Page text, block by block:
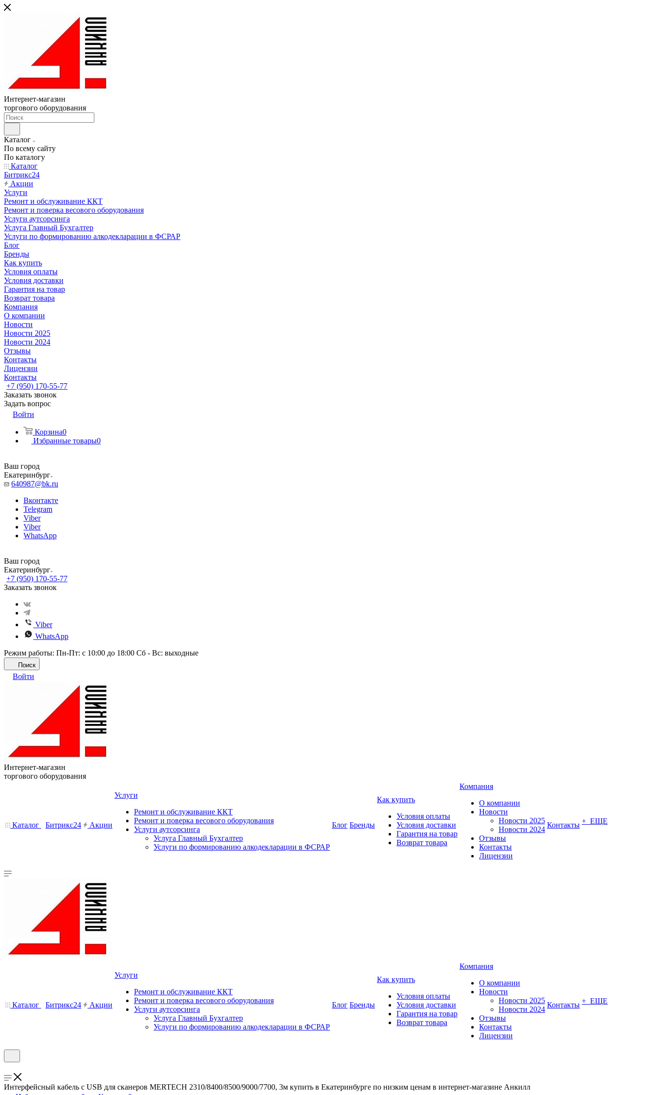
Интернет-магазин
торгового оборудования
Каталог
По всему сайту
По каталогу
Каталог
Битрикс24
Акции
Услуги
Ремонт и обслуживание ККТ
Ремонт и поверка весового оборудования
Услуги аутсорсинга
Услуга Главный Бухгалтер
Услуги по формированию алкодекларации в ФСРАР
Блог
Бренды
Как купить
Условия оплаты
Условия доставки
Гарантия на товар
Возврат товара
Компания
О компании
Новости
Новости 2025
Новости 2024
Отзывы
Контакты
Лицензии
Контакты
+7 (950) 170-55-77
Заказать звонок
Задать вопрос
Войти
Корзина0
Избранные товары0
Ваш город
Екатеринбург
640987@bk.ru
Вконтакте
Telegram
Viber
Viber
WhatsApp
Ваш город
Екатеринбург
+7 (950) 170-55-77
Заказать звонок
Viber
WhatsApp
Режим работы: Пн-Пт: с 10:00 до 18:00 Сб - Вс: выходные
Поиск
Войти
Интернет-магазин
торгового оборудования
Каталог Битрикс24 Акции
Услуги
Ремонт и обслуживание ККТ
Ремонт и поверка весового оборудования
Услуги аутсорсинга
Услуга Главный Бухгалтер
Услуги по формированию алкодекларации в ФСРАР
Блог Бренды
Как купить
Условия оплаты
Условия доставки
Гарантия на товар
Возврат товара
Компания
О компании
Новости
Новости 2025
Новости 2024
Отзывы
Контакты
Лицензии
Контакты + ЕЩЕ
Каталог Битрикс24 Акции
Услуги
Ремонт и обслуживание ККТ
Ремонт и поверка весового оборудования
Услуги аутсорсинга
Услуга Главный Бухгалтер
Услуги по формированию алкодекларации в ФСРАР
Блог Бренды
Как купить
Условия оплаты
Условия доставки
Гарантия на товар
Возврат товара
Компания
О компании
Новости
Новости 2025
Новости 2024
Отзывы
Контакты
Лицензии
Контакты + ЕЩЕ
Интерфейсный кабель с USB для сканеров MERTECH 2310/8400/8500/9000/7700, 3м купить в Екатеринбурге по низким ценам в интернет-магазине Анкилл